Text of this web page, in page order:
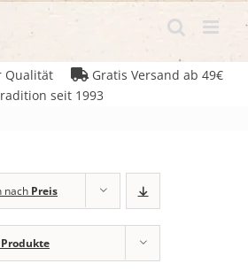
Qualität
Gratis Versand ab 49€
seit 1993
nach Preis